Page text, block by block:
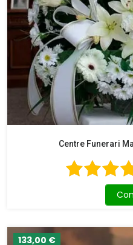
Centre Funerari
133,00 €